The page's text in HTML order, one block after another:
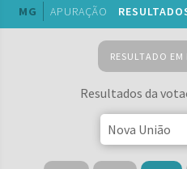
MG APURAÇÃO
RESULTADO EM
Resultados da